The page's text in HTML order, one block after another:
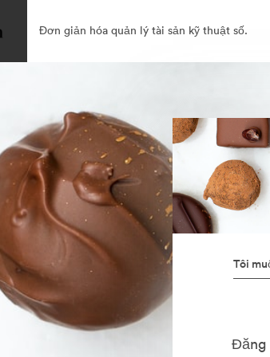
Đơn giản hóa quản lý tài sản kỹ thuật số.
Tôi
Đăng